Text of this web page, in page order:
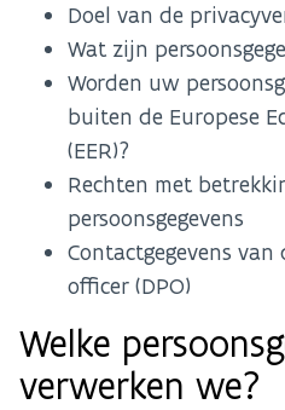
Doel van de
Wat zijn
Worden uw
buiten de Europese
(EER)?
Rechten met
persoonsgegevens
Contactgegevens
officer (DPO)
Welke
verwerken we?